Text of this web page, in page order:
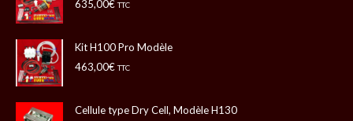
635,00€ TTC
Kit H100 Pro Modèle
463,00€ TTC
Cellule type Dry Cell, Modèle H130